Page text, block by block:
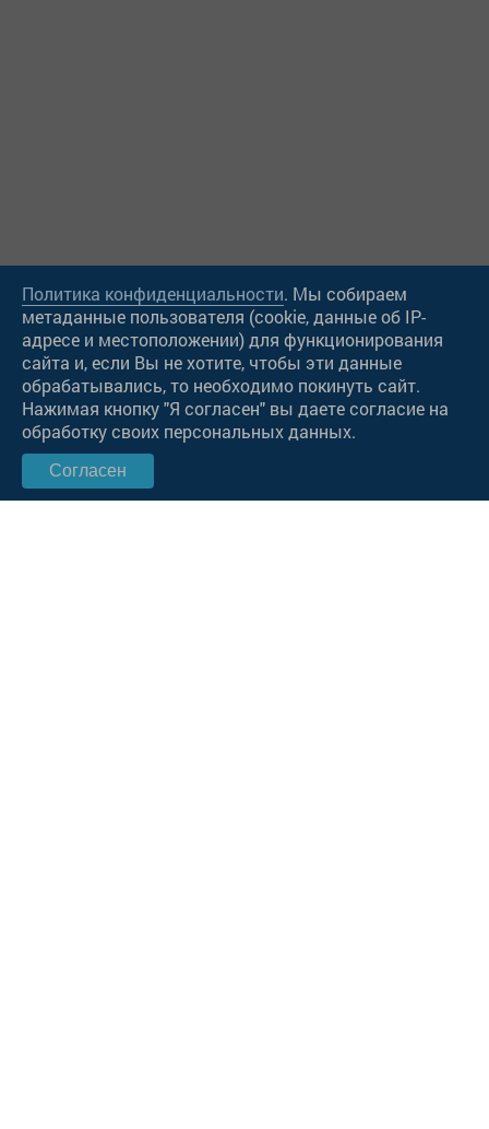
Чат в Viber
Чат в WatsApp
Политика конфиденциальности. Мы собираем
метаданные пользователя (cookie, данные об IP-
адресе и местоположении) для функционирования
сайта и, если Вы не хотите, чтобы эти данные
обрабатывались, то необходимо покинуть сайт.
Нажимая кнопку "Я согласен" вы даете согласие на
обработку своих персональных данных.
Согласен